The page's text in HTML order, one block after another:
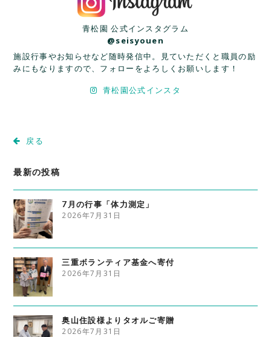
青松園 公式インスタグラム
@seisyouen
施設行事やお知らせなど随時発信中。見ていただくと職員の励
みにもなりますので、フォローをよろしくお願いします！
青松園公式インスタ
戻る
最新の投稿
7月の行事「体力測定」
2026年7月31日
三重ボランティア基金へ寄付
2026年7月31日
奥山住設様よりタオルご寄贈
2026年7月31日